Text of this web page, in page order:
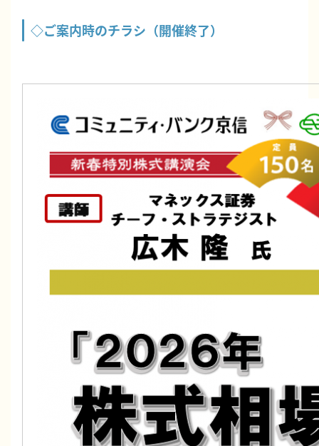
◇ご案内時のチラシ（開催終了）